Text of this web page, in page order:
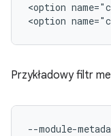
<option
<option
Przykładowy filtr
--module-